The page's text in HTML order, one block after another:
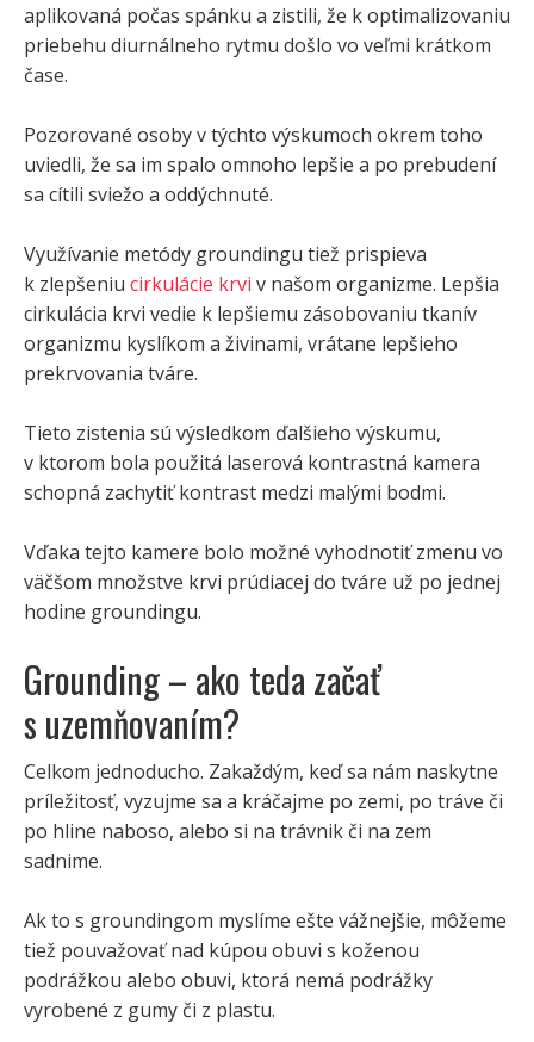
aplikovaná počas spánku a zistili, že k optimalizovaniu
priebehu diurnálneho rytmu došlo vo veľmi krátkom
čase.
Pozorované osoby v týchto výskumoch okrem toho
uviedli, že sa im spalo omnoho lepšie a po prebudení
sa cítili sviežo a oddýchnuté.
Využívanie metódy groundingu tiež prispieva
k zlepšeniu cirkulácie krvi v našom organizme. Lepšia
cirkulácia krvi vedie k lepšiemu zásobovaniu tkanív
organizmu kyslíkom a živinami, vrátane lepšieho
prekrvovania tváre.
Tieto zistenia sú výsledkom ďalšieho výskumu,
v ktorom bola použitá laserová kontrastná kamera
schopná zachytiť kontrast medzi malými bodmi.
Vďaka tejto kamere bolo možné vyhodnotiť zmenu vo
väčšom množstve krvi prúdiacej do tváre už po jednej
hodine groundingu.
Grounding – ako teda začať
s uzemňovaním?
Celkom jednoducho. Zakaždým, keď sa nám naskytne
príležitosť, vyzujme sa a kráčajme po zemi, po tráve či
po hline naboso, alebo si na trávnik či na zem
sadnime.
Ak to s groundingom myslíme ešte vážnejšie, môžeme
tiež pouvažovať nad kúpou obuvi s koženou
podrážkou alebo obuvi, ktorá nemá podrážky
vyrobené z gumy či z plastu.